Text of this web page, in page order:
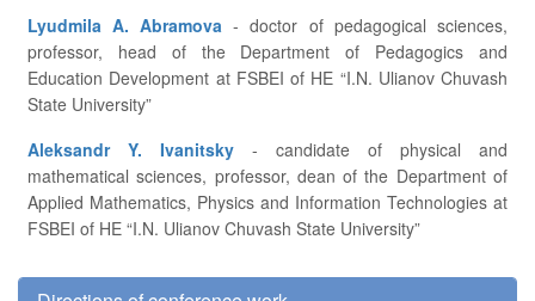
Lyudmila A. Abramova
professor, head of the Department of Pedagogics and
Education Development at FSBEI of HE “I.N. Ulianov Chuvash
State University”
Aleksandr Y. Ivanitsky
mathematical sciences, professor, dean of the Department of
Applied Mathematics, Physics and Information Technologies at
FSBEI of HE “I.N. Ulianov Chuvash State University”